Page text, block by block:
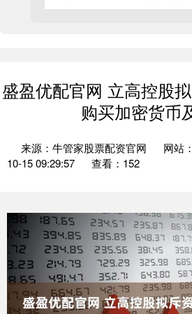
盛盈优配官网 立高控股
购买加密货币
来源：牛管家股票配资官网 网站
10-15 09:29:57
查看：152